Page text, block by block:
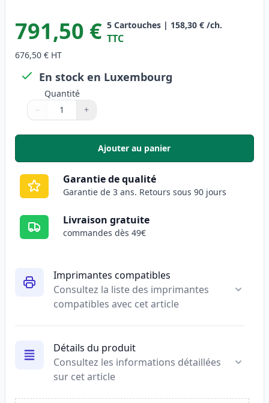
Imprimantes compatibles
Consultez la liste des imprimantes
compatibles avec cet article
Détails du produit
Consultez les informations détaillées
sur cet article
791,50 € 5 Cartouches | 158,30 € /ch.
TTC
676,50 € HT
En stock en Luxembourg
Quantité
Quantité
Utilisez les boutons pour ajuster
− +
Quantité
Ajouter au panier
,Pack de 5 HP 90X (CE390X)
Garantie de qualité
Garantie de 3 ans. Retours sous 90 jours
Livraison gratuite
commandes dès 49€